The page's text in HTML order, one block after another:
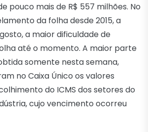
pouco mais de R$ 557 milhões. No
da folha desde 2015, a
a maior dificuldade de
até o momento. A maior parte
somente nesta semana,
no Caixa Único os valores
do ICMS dos setores do
cujo vencimento ocorreu